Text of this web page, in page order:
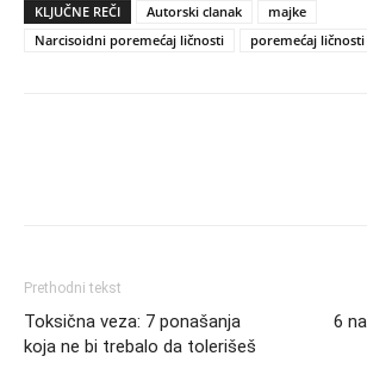
KLJUČNE REČI Autorski clanak
majke
Narcisoidni poremećaj ličnosti
poremećaj ličnosti
Prethodni tekst
Toksična veza: 7 ponašanja
koja ne bi trebalo da tolerišeš
6